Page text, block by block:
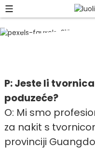
FAQ
Suzhou Rowling Gift Box Co., Ltd.
P: Jeste li
poduzeće?
O: Mi smo
za nakit s
provinciji